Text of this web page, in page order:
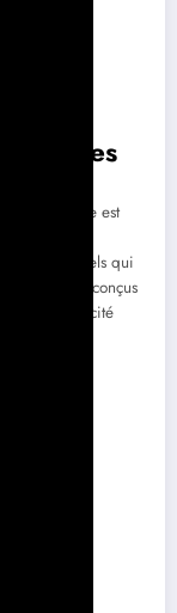
solaires
à la toiture est
traditionnels qui
toiture sont conçus
l’efficacité